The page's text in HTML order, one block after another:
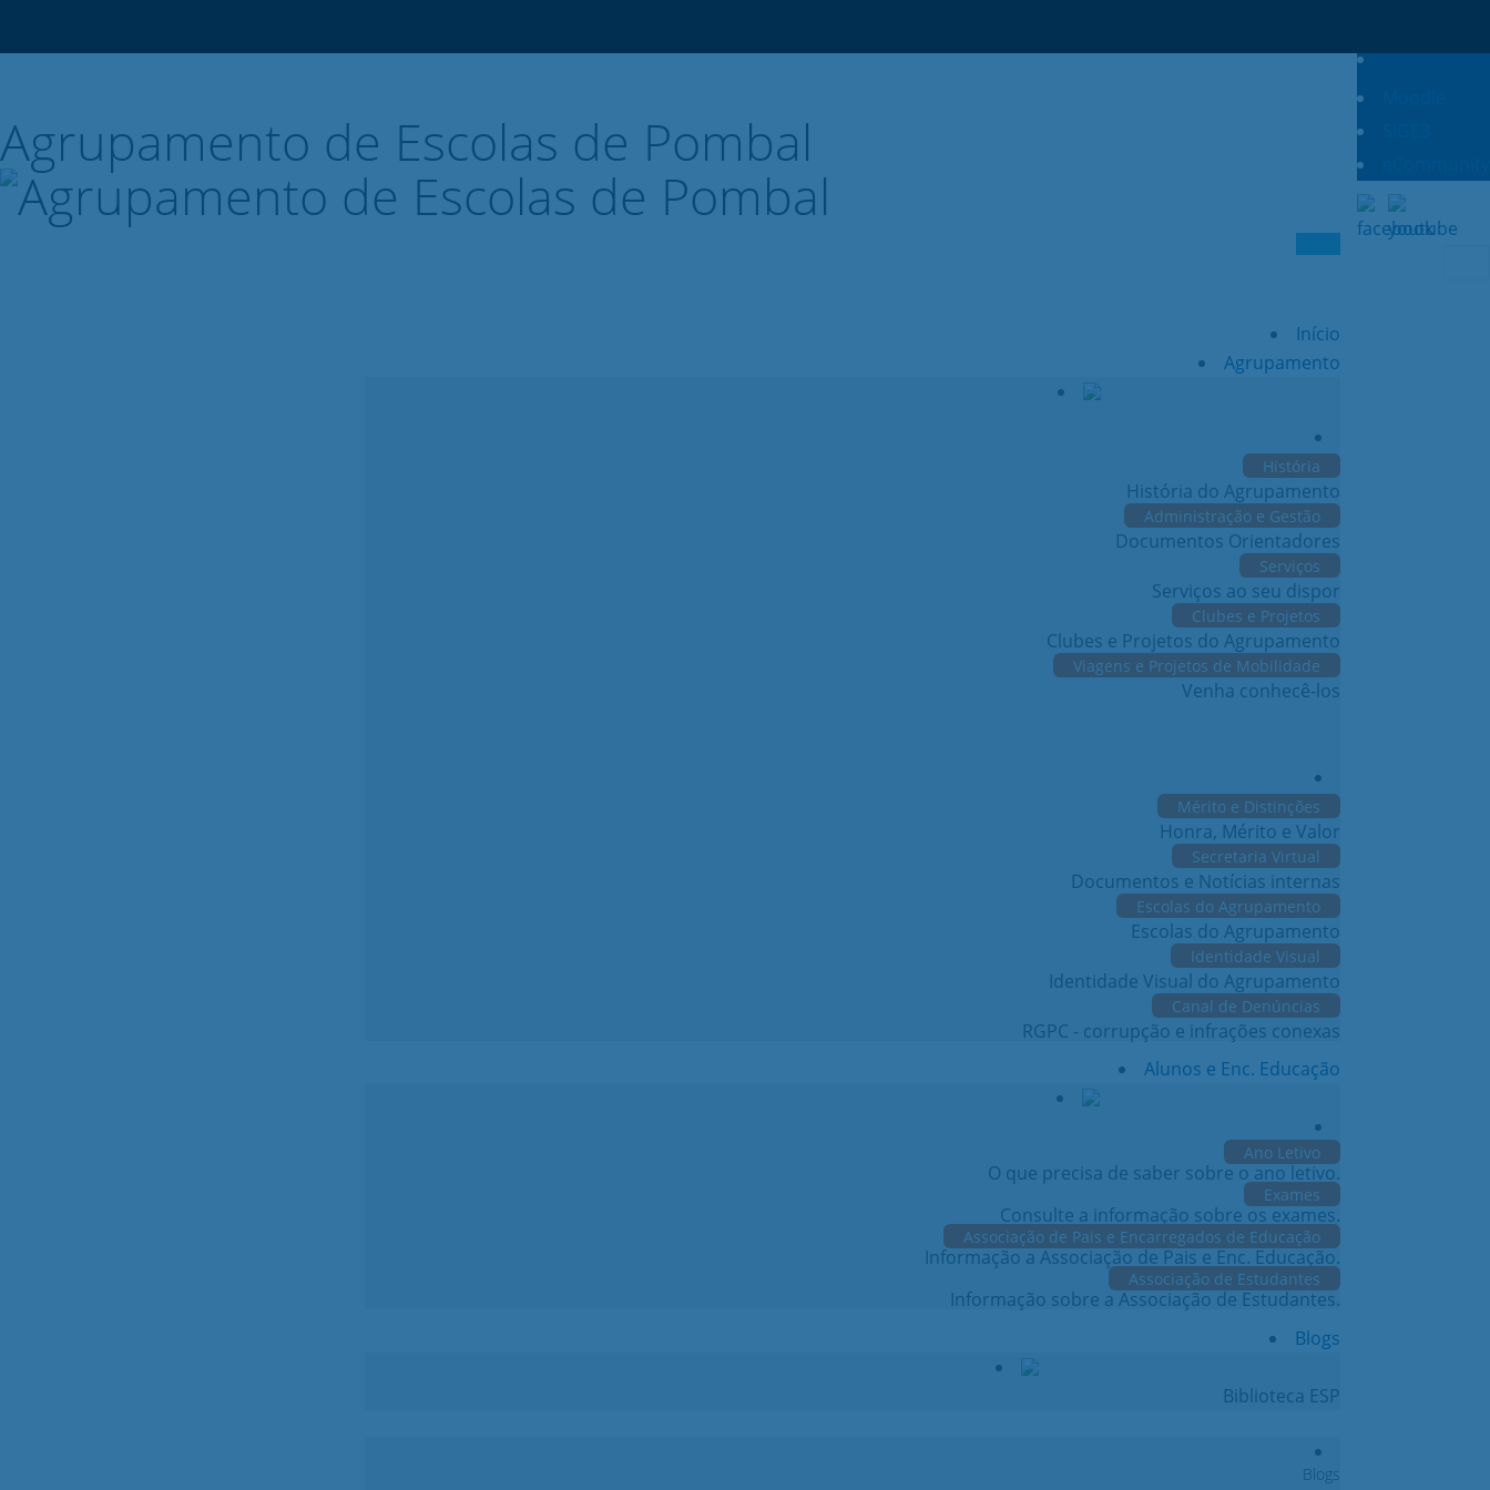
Agrupamento de Escolas de Pombal
Início
Agrupamento
História
História do Agrupamento
Administração e Gestão
Documentos Orientadores
Serviços
Serviços ao seu dispor
Clubes e Projetos
Clubes e Projetos do Agrupamento
Viagens e Projetos de Mobilidade
Venha conhecê-los
Mérito e Distinções
Honra, Mérito e Valor
Secretaria Virtual
Documentos e Notícias internas
Escolas do Agrupamento
Escolas do Agrupamento
Identidade Visual
Identidade Visual do Agrupamento
Canal de Denúncias
RGPC - corrupção e infrações conexas
Alunos e Enc. Educação
Ano Letivo
O que precisa de saber sobre o ano letivo.
Exames
Consulte a informação sobre os exames.
Associação de Pais e Encarregados de Educação
Informação a Associação de Pais e Enc. Educação.
Associação de Estudantes
Informação sobre a Associação de Estudantes.
Blogs
Biblioteca ESP
Blogs